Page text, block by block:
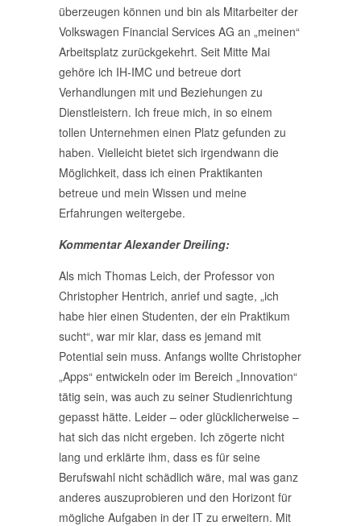
überzeugen können und bin als Mitarbeiter der
Volkswagen Financial Services AG an „meinen“
Arbeitsplatz zurückgekehrt. Seit Mitte Mai
gehöre ich IH-IMC und betreue dort
Verhandlungen mit und Beziehungen zu
Dienstleistern. Ich freue mich, in so einem
tollen Unternehmen einen Platz gefunden zu
haben. Vielleicht bietet sich irgendwann die
Möglichkeit, dass ich einen Praktikanten
betreue und mein Wissen und meine
Erfahrungen weitergebe.
Kommentar Alexander Dreiling:
Als mich Thomas Leich, der Professor von
Christopher Hentrich, anrief und sagte, „ich
habe hier einen Studenten, der ein Praktikum
sucht“, war mir klar, dass es jemand mit
Potential sein muss. Anfangs wollte Christopher
„Apps“ entwickeln oder im Bereich „Innovation“
tätig sein, was auch zu seiner Studienrichtung
gepasst hätte. Leider – oder glücklicherweise –
hat sich das nicht ergeben. Ich zögerte nicht
lang und erklärte ihm, dass es für seine
Berufswahl nicht schädlich wäre, mal was ganz
anderes auszuprobieren und den Horizont für
mögliche Aufgaben in der IT zu erweitern. Mit